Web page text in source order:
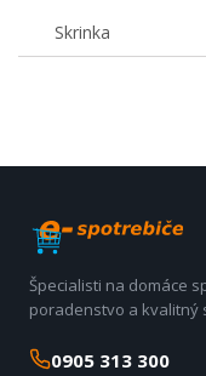
Skrinka
Špecialisti na domáce
poradenstvo a kvalitný
0905 313 300